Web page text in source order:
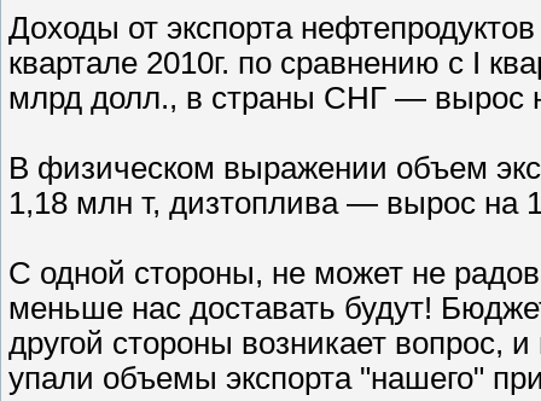
Доходы от экспорта
квартале 2010г. по сравнению с I
млрд долл., в страны СНГ — вырос
В физическом выражении объем
1,18 млн т, дизтоплива — вырос на
С одной стороны, не может не
меньше нас доставать будут!
другой стороны возникает вопрос,
упали объемы экспорта "нашего"